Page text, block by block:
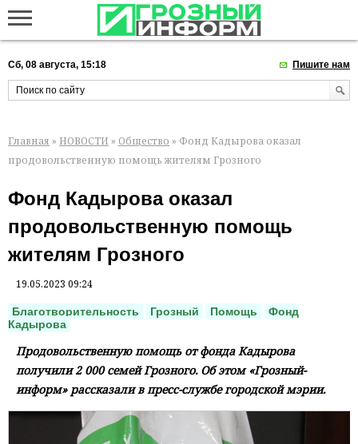
Сб, 08 августа, 15:18 Пишите нам
Главная » НОВОСТИ » Общество » Фонд Кадырова оказал
продовольственную помощь жителям Грозного
Фонд Кадырова оказал
продовольственную помощь
жителям Грозного
19.05.2023 09:24
Благотворительность Грозный Помощь
Фонд
Кадырова
Продовольственную помощь от фонда Кадырова
получили 2 000 семей Грозного. Об этом «Грозный-
информ» рассказали в пресс-службе городской мэрии.